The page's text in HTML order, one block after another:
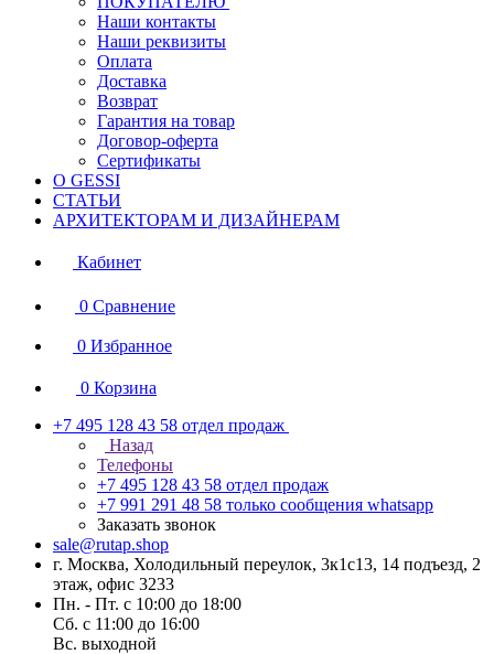
Наши контакты
Наши реквизиты
Оплата
Доставка
Возврат
Гарантия на товар
Договор-оферта
Сертификаты
О GESSI
СТАТЬИ
АРХИТЕКТОРАМ И ДИЗАЙНЕРАМ
Кабинет
0 Сравнение
0 Избранное
0 Корзина
+7 495 128 43 58 отдел продаж
Назад
Телефоны
+7 495 128 43 58 отдел продаж
+7 991 291 48 58 только сообщения whatsapp
Заказать звонок
sale@rutap.shop
г. Москва, Холодильный переулок, 3к1с13, 14 подъезд, 2
этаж, офис 3233
Пн. - Пт. с 10:00 до 18:00
Сб. с 11:00 до 16:00
Вс. выходной